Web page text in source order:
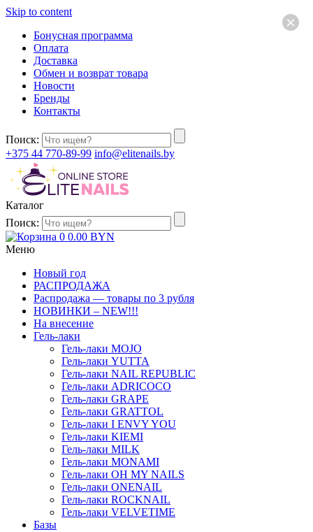
Skip to content
Бонусная программа
Оплата
Доставка
Обмен и возврат товара
Новости
Бренды
Контакты
Поиск:
+375 44 770-89-99 info@elitenails.by
Каталог
Поиск:
0 0.00 BYN
Меню
Новый год
РАСПРОДАЖА
Распродажа — товары по 3 рубля
НОВИНКИ – NEW!!!
На внесение
Гель-лаки
Гель-лаки MOJO
Гель-лаки YUTTA
Гель-лаки NAIL REPUBLIC
Гель-лаки ADRICOCO
Гель-лаки GRAPE
Гель-лаки GRATTOL
Гель-лаки I ENVY YOU
Гель-лаки KIEMI
Гель-лаки MILK
Гель-лаки MONAMI
Гель-лаки OH MY NAILS
Гель-лаки ONENAIL
Гель-лаки ROCKNAIL
Гель-лаки VELVETIME
Базы
×